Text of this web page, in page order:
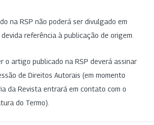
na RSP não poderá ser divulgado em
referência à publicação de origem.
o artigo publicado na RSP deverá assinar
de Direitos Autorais (em momento
da Revista entrará em contato com o
do Termo).